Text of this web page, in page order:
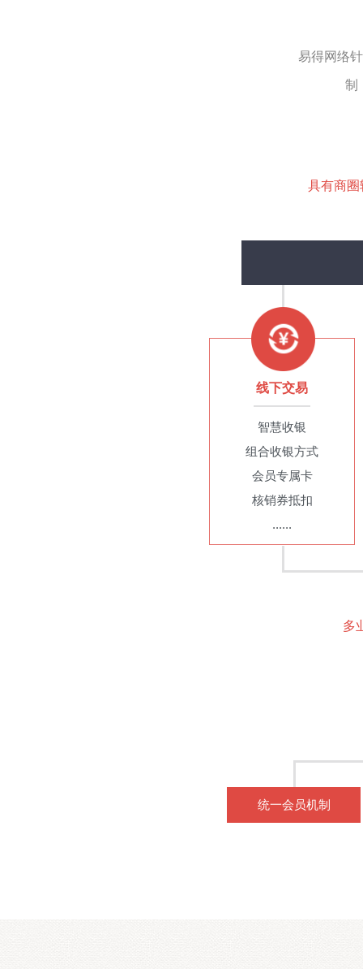
易得网络
制
具有商圈
线下交易
智慧收银
组合收银方式
会员专属卡
核销券抵扣
......
多
统一会员机制